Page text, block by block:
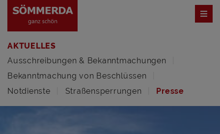
AKTUELLES
Ausschreibungen & Bekanntmachungen
Bekanntmachung von Beschlüssen
Notdienste
Straßensperrungen Presse